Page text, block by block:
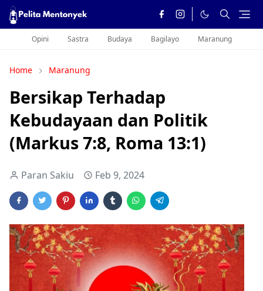
Opini Sastra Budaya Bagilayo Maranung
Home Maranung
Bersikap Terhadap
Kebudayaan dan Politik
(Markus 7:8, Roma 13:1)
Paran Sakiu Feb 9, 2024